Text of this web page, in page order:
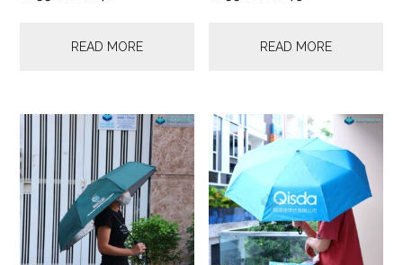
READ MORE READ MORE